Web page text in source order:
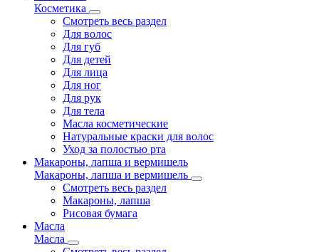
Косметика
Смотреть весь раздел
Для волос
Для губ
Для детей
Для лица
Для ног
Для рук
Для тела
Масла косметические
Натуральные краски для волос
Уход за полостью рта
Макароны, лапша и вермишель
Макароны, лапша и вермишель
Смотреть весь раздел
Макароны, лапша
Рисовая бумага
Масла
Масла